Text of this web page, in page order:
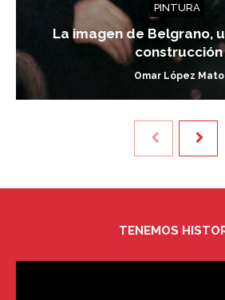
PINTURA
La imagen de Belgrano,
construcción
Omar López Mato
TENEMOS